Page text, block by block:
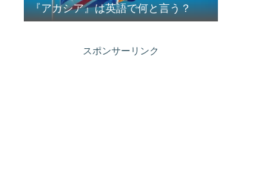
『アカシア』は英語で何と言う？
スポンサーリンク